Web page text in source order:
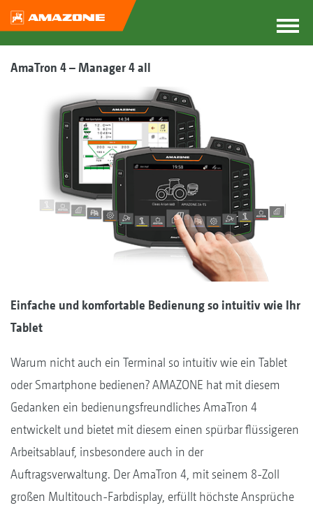
AmaTron 4 – Manager 4 all
Einfache und komfortable Bedienung so intuitiv wie Ihr
Tablet
Warum nicht auch ein Terminal so intuitiv wie ein Tablet
oder Smartphone bedienen? AMAZONE hat mit diesem
Gedanken ein bedienungsfreundliches AmaTron 4
entwickelt und bietet mit diesem einen spürbar flüssigeren
Arbeitsablauf, insbesondere auch in der
Auftragsverwaltung. Der AmaTron 4, mit seinem 8-Zoll
großen Multitouch-Farbdisplay, erfüllt höchste Ansprüche